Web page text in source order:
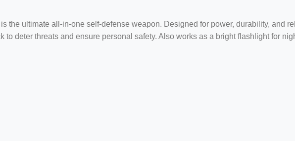
is the ultimate all-in-one self-defense weapon. Designed for power, durability, and
to deter threats and ensure personal safety. Also works as a bright flashlight for